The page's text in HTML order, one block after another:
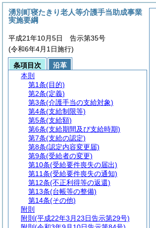
湧別町寝たきり老人等介護手当助成事業
実施要綱
平成21年10月5日 告示第35号
(令和6年4月1日施行)
条項目次
沿革
本則
第1条(目的)
第2条(定義)
第3条(介護手当の支給対象)
第4条(支給制限等)
第5条(支給額)
第6条(支給期間及び支給時期)
第7条(支給の認定)
第8条(認定内容変更届)
第9条(受給者の変更)
第10条(受給要件喪失の届出)
第11条(受給要件喪失の通知)
第12条(不正利得等の返還)
第13条(台帳等の整備)
第14条(その他)
附則
附則 (平成22年3月23日告示第29号)